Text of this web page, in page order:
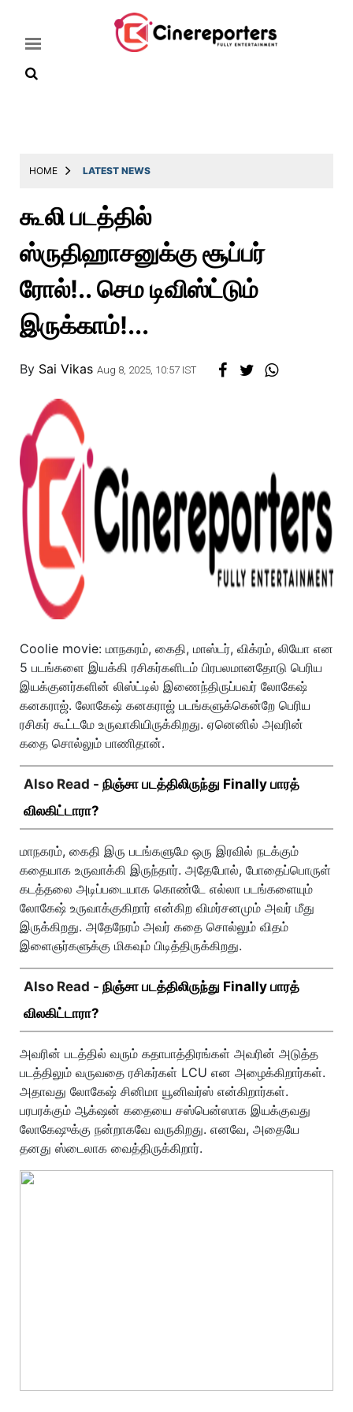
Latest
Throwback
Television
Reviews
Photos
Story
HOME LATEST NEWS
கூலி படத்தில்
ஸ்ருதிஹாசனுக்கு சூப்பர்
ரோல்!.. செம டிவிஸ்ட்டும்
இருக்காம்!...
By Sai Vikas Aug 8, 2025, 10:57 IST
Coolie movie: மாநகரம், கைதி, மாஸ்டர், விக்ரம், லியோ என
5 படங்களை இயக்கி ரசிகர்களிடம் பிரபலமானதோடு பெரிய
இயக்குனர்களின் லிஸ்ட்டில் இணைந்திருப்பவர் லோகேஷ்
கனகராஜ். லோகேஷ் கனகராஜ் படங்களுக்கென்றே பெரிய
ரசிகர் கூட்டமே உருவாகியிருக்கிறது. ஏனெனில் அவரின்
கதை சொல்லும் பாணிதான்.
Also Read - நிஞ்சா படத்திலிருந்து Finally பாரத்
விலகிட்டாரா?
மாநகரம், கைதி இரு படங்களுமே ஒரு இரவில் நடக்கும்
கதையாக உருவாக்கி இருந்தார். அதேபோல், போதைப்பொருள்
கடத்தலை அடிப்படையாக கொண்டே எல்லா படங்களையும்
லோகேஷ் உருவாக்குகிறார் என்கிற விமர்சனமும் அவர் மீது
இருக்கிறது. அதேநேரம் அவர் கதை சொல்லும் விதம்
இளைஞர்களுக்கு மிகவும் பிடித்திருக்கிறது.
Also Read - நிஞ்சா படத்திலிருந்து Finally பாரத்
விலகிட்டாரா?
அவரின் படத்தில் வரும் கதாபாத்திரங்கள் அவரின் அடுத்த
படத்திலும் வருவதை ரசிகர்கள் LCU என அழைக்கிறார்கள்.
அதாவது லோகேஷ் சினிமா யூனிவர்ஸ் என்கிறார்கள்.
பரபரக்கும் ஆக்‌ஷன் கதையை சஸ்பென்ஸாக இயக்குவது
லோகேஷுக்கு நன்றாகவே வருகிறது. எனவே, அதையே
தனது ஸ்டைலாக வைத்திருக்கிறார்.